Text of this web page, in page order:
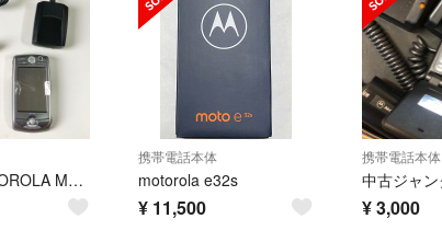
FOMA MOTOROLA M1000
携帯電話本体
motorola e32s
¥ 11,500
携帯電話本体
¥3,000